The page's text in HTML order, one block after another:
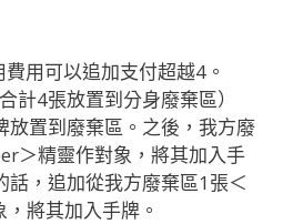
用可以追加支付超越4。
計4張放置到分身廢棄區）
放置到廢棄區。之後，我方廢
＞精靈作對象，將其加入手
話，追加從我方廢棄區1張＜
將其加入手牌。